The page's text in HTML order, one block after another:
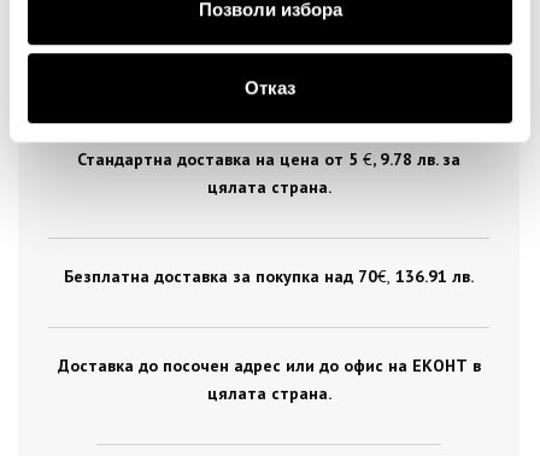
Позволи избора
Отказ
ДОСТАВКА
Стандартна доставка на цена от 5 €, 9.78 лв. за
цялата страна.
Безплатна доставка за покупка над 70€ , 136.91 лв.
Доставка до посочен адрес или до офис на ЕКОНТ в
цялата страна.